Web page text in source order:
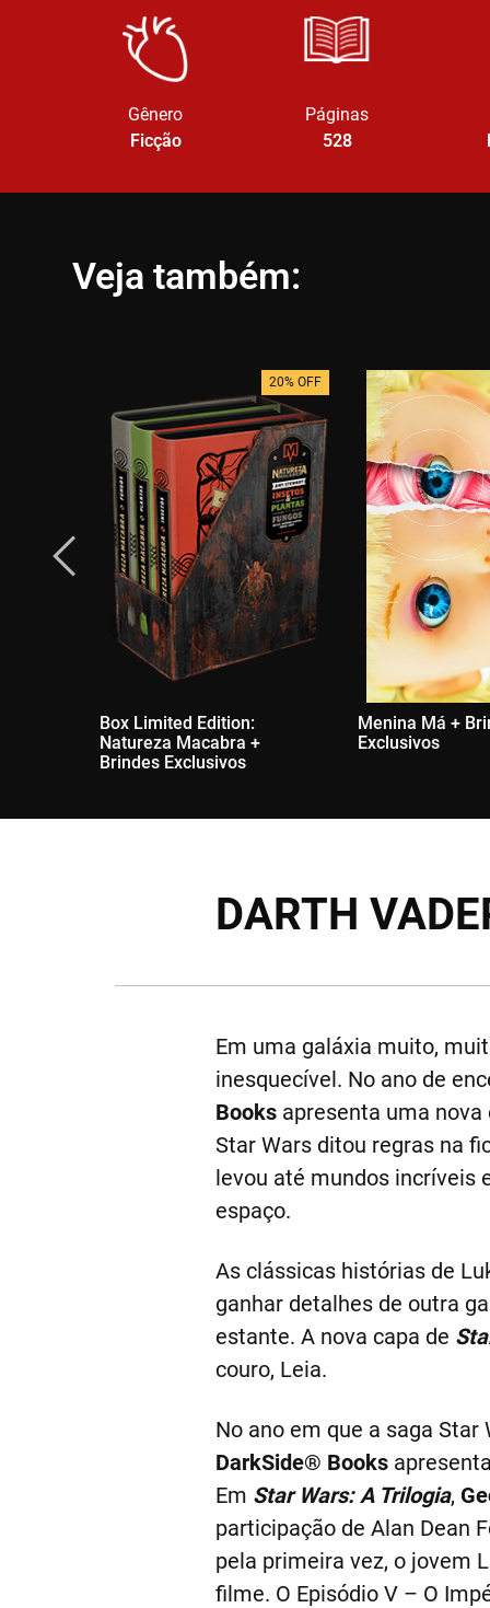
Gênero
Ficção
Páginas
528
Veja também:
20% OFF
Box Limited Edition:
Natureza Macabra +
Brindes Exclusivos
Menina Má +
Exclusivos
DARTH
Em uma galáxia muito,
inesquecível. No ano de
Booksapresenta uma nova
Star Wars ditou regras na
levou até mundos incríveis
espaço.
As clássicas histórias de
ganhar detalhes de outra
estante. A nova capa de
couro, Leia.
No ano em que a saga Star
DarkSide® Books
Em Star Wars: A Trilogia,
participação de Alan Dean
pela primeira vez, o jovem
filme. O Episódio V – O